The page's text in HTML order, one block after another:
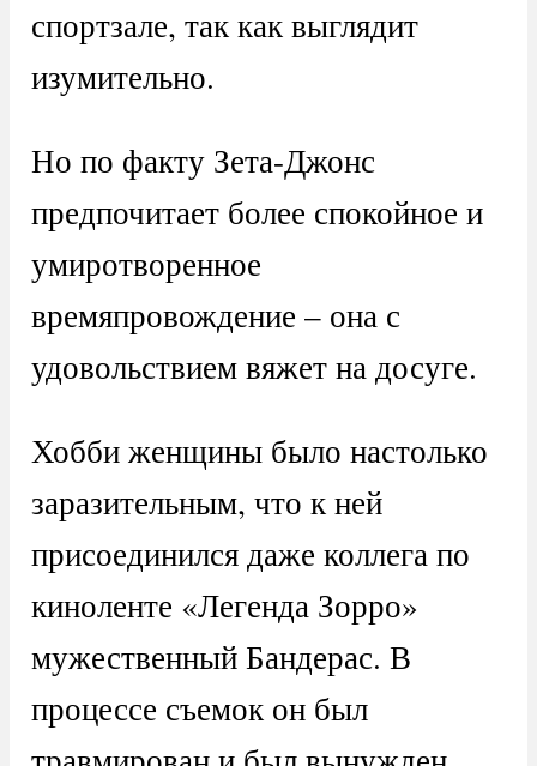
спортзале, так как выглядит
изумительно.
Но по факту Зета-Джонс
предпочитает более спокойное и
умиротворенное
времяпровождение – она с
удовольствием вяжет на досуге.
Хобби женщины было настолько
заразительным, что к ней
присоединился даже коллега по
киноленте «Легенда Зорро»
мужественный Бандерас. В
процессе съемок он был